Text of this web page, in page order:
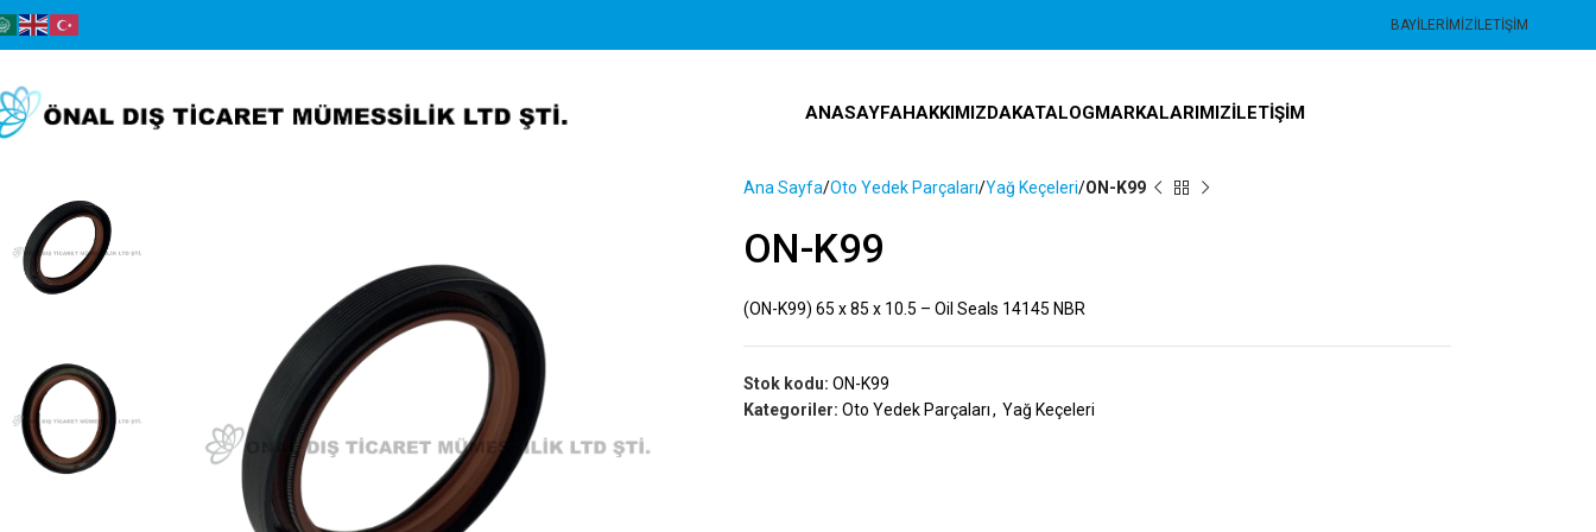
BAYILERIMIZİLETIŞIM
ANASAYFAHAKKIMIZDAKATALOGMARKALARIMIZİLETIŞIM
Ana Sayfa Oto Yedek Parçaları Yağ Keçeleri ON-K99
ON-K99
(ON-K99) 65 x 85 x 10.5 – Oil Seals 14145 NBR
Stok kodu: ON-K99
Kategoriler: Oto Yedek Parçaları, Yağ Keçeleri